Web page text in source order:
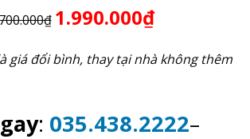
1.990.000₫
giá đổi bình, thay tại nhà không thêm
: 035.438.2222–